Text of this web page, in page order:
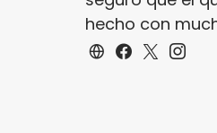
hecho con